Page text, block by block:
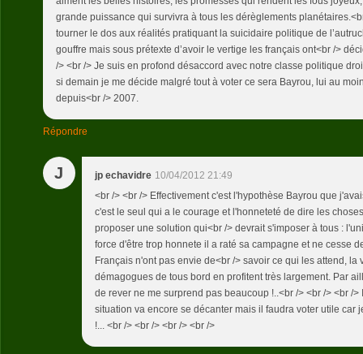
grande puissance qui survivra à tous les dérèglements
tourner le dos aux réalités pratiquant la suicidaire politique de
gouffre mais sous prétexte d’avoir le vertige les français ont<br />
/> <br /> Je suis en profond désaccord avec notre classe politique
si demain je me décide malgré tout à voter ce sera Bayrou, lui au
depuis<br /> 2007.
Répondre
J jp echavidre 10/04/2012 21:49
<br /> <br /> Effectivement c'est l'hypothèse Bayrou que
c'est le seul qui a le courage et l'honneteté de dire les
proposer une solution qui<br /> devrait s'imposer à tous :
force d'être trop honnete il a raté sa campagne et ne cesse
Français n'ont pas envie de<br /> savoir ce qui les attend, la
démagogues de tous bord en profitent très largement. Par
de rever ne me surprend pas beaucoup !..<br /> <br /> <br /
situation va encore se décanter mais il faudra voter utile car
!... <br /> <br /> <br /> <br />